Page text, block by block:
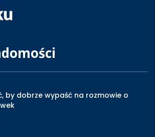
by dobrze wypaść na rozmowie o